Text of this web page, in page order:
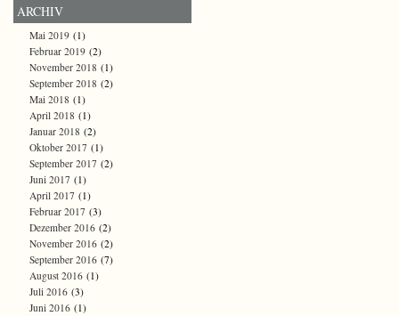
ARCHIV
Mai 2019 (1)
Februar 2019 (2)
November 2018 (1)
September 2018 (2)
Mai 2018 (1)
April 2018 (1)
Januar 2018 (2)
Oktober 2017 (1)
September 2017 (2)
Juni 2017 (1)
April 2017 (1)
Februar 2017 (3)
Dezember 2016 (2)
November 2016 (2)
September 2016 (7)
August 2016 (1)
Juli 2016 (3)
Juni 2016 (1)